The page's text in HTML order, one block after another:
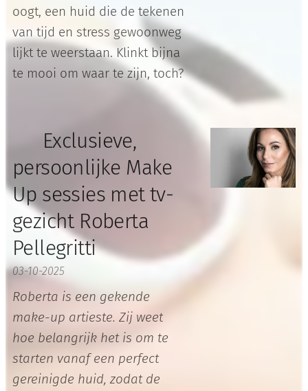
oogt, een huid die de tekenen
van tijd en stress gewoonweg
lijkt te weerstaan. Klinkt bijna
te mooi om waar te zijn, toch?
💄 Exclusieve,
persoonlijke Make
Up sessies met tv-
gezicht Roberta
Pellegritti
03-10-2025
Roberta is een gekende
make-up artieste. Zij weet
hoe belangrijk het is om te
starten vanaf een perfect
gereinigde huid, zodat de